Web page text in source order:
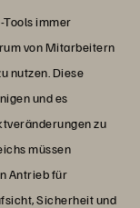
Tools immer
von Mitarbeitern
nutzen. Diese
und es
zu
müssen
Antrieb für
Sicherheit und